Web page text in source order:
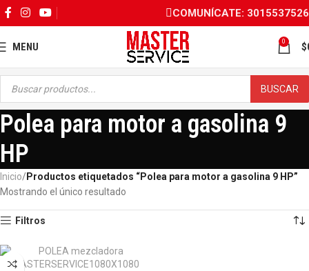
COMUNÍCATE: 3015537526
MENU 0 $
BUSCAR
Polea para motor a gasolina 9
HP
Inicio
Productos etiquetados “Polea para motor a gasolina 9 HP”
Mostrando el único resultado
Filtros